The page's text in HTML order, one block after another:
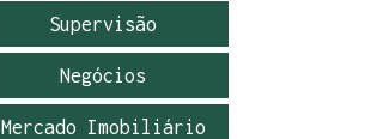
Supervisão
Negócios
Mercado Imobiliário